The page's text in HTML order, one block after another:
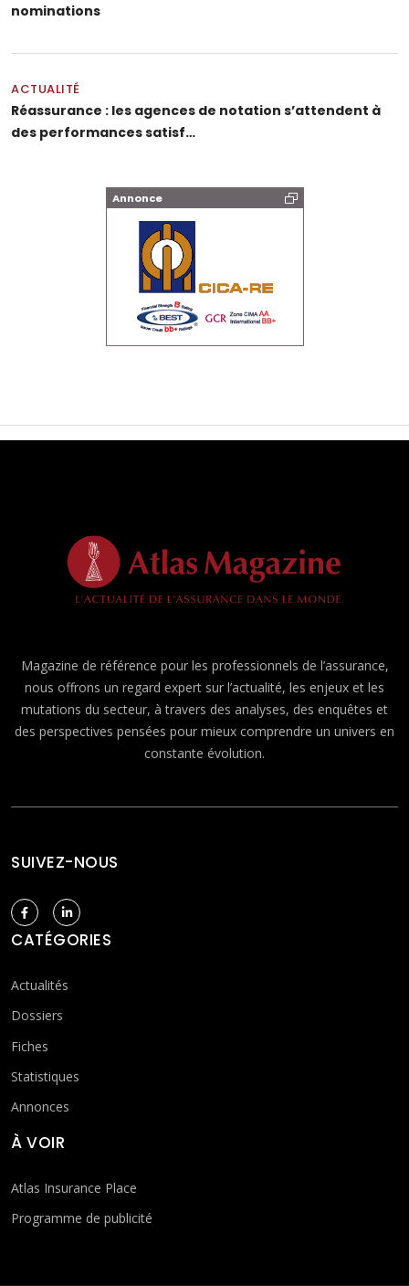
nominations
ACTUALITÉ
Réassurance : les agences de notation s’attendent à
des performances satisf…
Annonce
Magazine de référence pour les professionnels de l’assurance,
nous offrons un regard expert sur l’actualité, les enjeux et les
mutations du secteur, à travers des analyses, des enquêtes et
des perspectives pensées pour mieux comprendre un univers en
constante évolution.
SUIVEZ-NOUS
CATÉGORIES
Actualités
Dossiers
Fiches
Statistiques
Annonces
À VOIR
Atlas Insurance Place
Programme de publicité